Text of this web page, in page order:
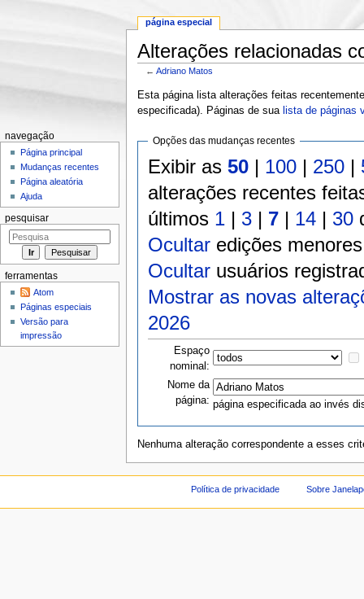
Alterações relacionadas
←Adriano Matos
Esta página lista alterações feitas
especificada). Páginas de sua lista de páginas
Opções das mudanças recentes
Exibir as50 | 100 | 250 |
alterações recentes
últimos 1 | 3 | 7 | 14 | 30
Ocultar edições
Ocultar usuários
Mostrar as novas
2026
Espaço
nominal:
Nome da
página: página especificada ao invés
Nenhuma alteração correspondente a esses
página especial
navegação
Página principal
Mudanças recentes
Página aleatória
Ajuda
pesquisar
ferramentas
Atom
Páginas especiais
Versão para
impressão
Política de privacidade Sobre